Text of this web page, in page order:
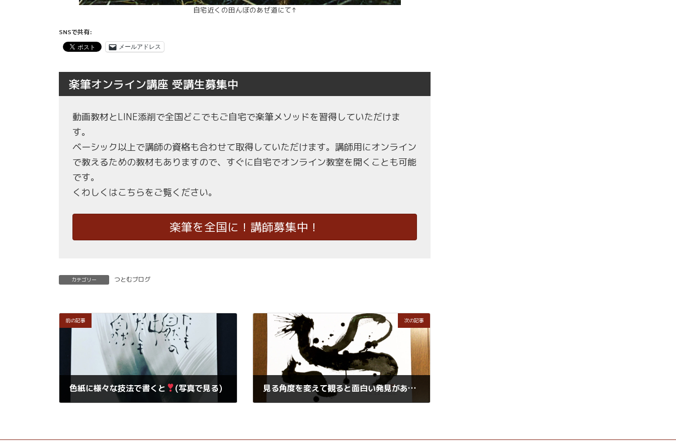
自宅近くの田んぼのあぜ道にて↑
SNSで共有:
メールアドレス
楽筆オンライン講座 受講生募集中
動画教材とLINE添削で全国どこでもご自宅で楽筆メソッドを習得していただけま
す。
ベーシック以上で講師の資格も合わせて取得していただけます。講師用にオンライン
で教えるための教材もありますので、すぐに自宅でオンライン教室を開くことも可能
です。
くわしくはこちらをご覧ください。
楽筆を全国に！講師募集中！
カテゴリー つとむブログ
前の記事
色紙に様々な技法で書くと (写真で見る)
次の記事
見る角度を変えて観ると面白い発見があるかも